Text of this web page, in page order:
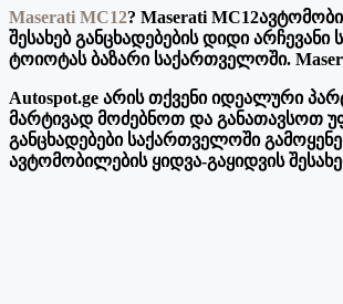
Maserati MC12? Maserati
შესახებ განცხადებების დიდი
ტოიოტას ბაზარი საქართველოში.
Autospot.ge არის თქვენი იდეალური
მარტივად მოძებნოთ და განათავსოთ
განცხადებები საქართველოში
ავტომობილების ყიდვა-გაყიდვის